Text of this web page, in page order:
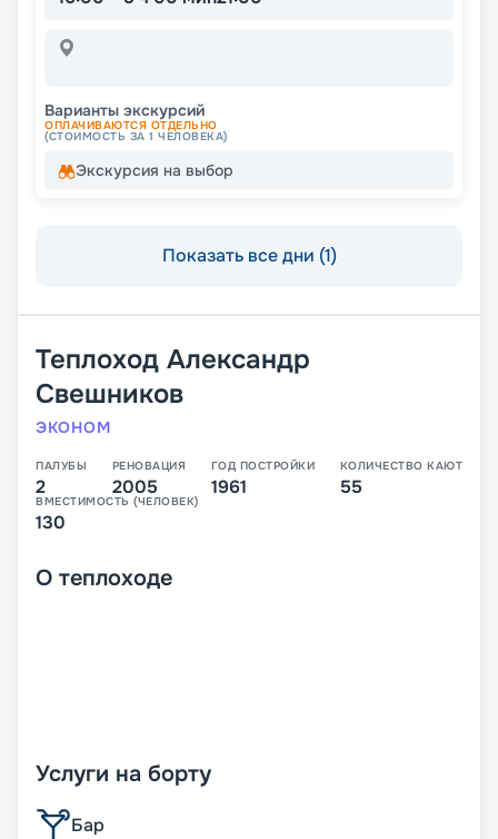
Варианты экскурсий
ОПЛАЧИВАЮТСЯ ОТДЕЛЬНО
(СТОИМОСТЬ ЗА 1 ЧЕЛОВЕКА)
Экскурсия на выбор
Показать все дни (1)
Теплоход Александр
Свешников
ЭКОНОМ
ПАЛУБЫ
2
РЕНОВАЦИЯ
2005
ГОД ПОСТРОЙКИ
1961
КОЛИЧЕСТВО КАЮТ
55
ВМЕСТИМОСТЬ (ЧЕЛОВЕК)
130
О теплоходе
Услуги на борту
Бар